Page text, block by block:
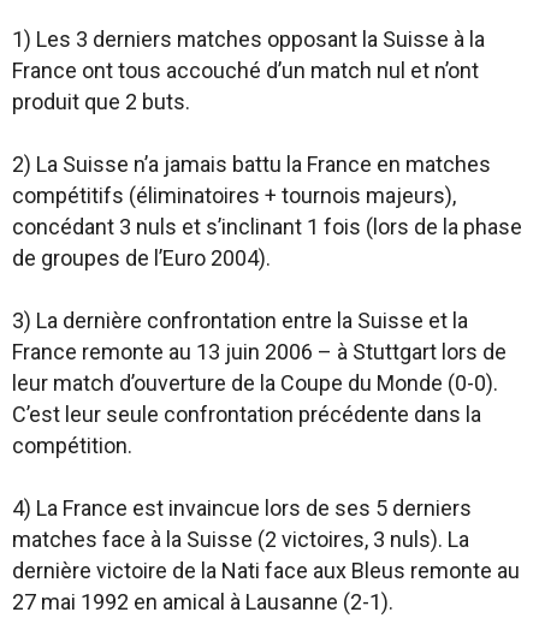
1) Les 3 derniers matches opposant la Suisse à la
France ont tous accouché d’un match nul et n’ont
produit que 2 buts.
2) La Suisse n’a jamais battu la France en matches
compétitifs (éliminatoires + tournois majeurs),
concédant 3 nuls et s’inclinant 1 fois (lors de la phase
de groupes de l’Euro 2004).
3) La dernière confrontation entre la Suisse et la
France remonte au 13 juin 2006 – à Stuttgart lors de
leur match d’ouverture de la Coupe du Monde (0-0).
C’est leur seule confrontation précédente dans la
compétition.
4) La France est invaincue lors de ses 5 derniers
matches face à la Suisse (2 victoires, 3 nuls). La
dernière victoire de la Nati face aux Bleus remonte au
27 mai 1992 en amical à Lausanne (2-1).